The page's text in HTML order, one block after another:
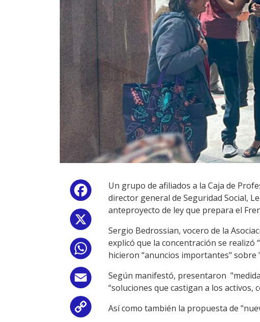
Facebook
WhatsApp
Email
Copy
Un grupo de afiliados a la Caja de
director general de Seguridad Social,
anteproyecto de ley que prepara el
Sergio Bedrossian, vocero de la
explicó que la concentración se realizó
hicieron “anuncios importantes" sobre
Según manifestó, presentaron
“soluciones que castigan a los activos,
Así como también la propuesta de